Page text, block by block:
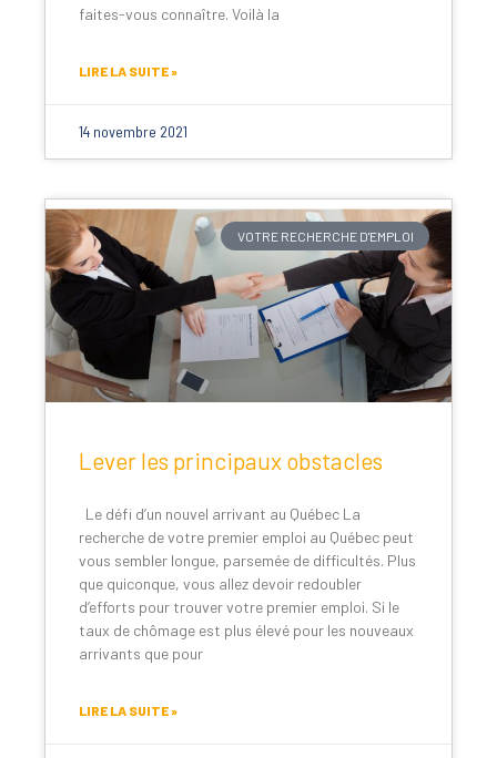
faites-vous connaître. Voilà la
LIRE LA SUITE »
14 novembre 2021
VOTRE RECHERCHE D'EMPLOI
Lever les principaux obstacles
Le défi d’un nouvel arrivant au Québec La
recherche de votre premier emploi au Québec peut
vous sembler longue, parsemée de difficultés. Plus
que quiconque, vous allez devoir redoubler
d’efforts pour trouver votre premier emploi. Si le
taux de chômage est plus élevé pour les nouveaux
arrivants que pour
LIRE LA SUITE »